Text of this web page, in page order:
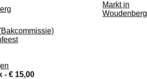
Markt in
Woudenberg
- € 15,00